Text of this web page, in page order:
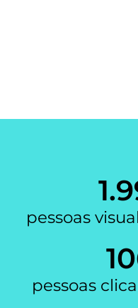
pessoas
pessoas